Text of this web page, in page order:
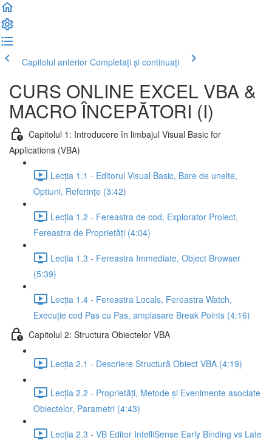
Capitolul anterior Completați și continuați
CURS ONLINE EXCEL VBA &
MACRO ÎNCEPĂTORI (I)
Capitolul 1: Introducere în limbajul Visual Basic for
Applications (VBA)
Lecția 1.1 - Editorul Visual Basic, Bare de unelte,
Optiuni, Referințe (3:42)
Lecția 1.2 - Fereastra de cod, Explorator Proiect,
Fereastra de Proprietăți (4:04)
Lecția 1.3 - Fereastra Immediate, Object Browser
(5:39)
Lecția 1.4 - Fereastra Locals, Fereastra Watch,
Execuție cod Pas cu Pas, amplasare Break Points (4:16)
Capitolul 2: Structura Obiectelor VBA
Lecția 2.1 - Descriere Structură Obiect VBA (4:19)
Lecția 2.2 - Proprietăți, Metode și Evenimente asociate
Obiectelor, Parametri (4:43)
Lecția 2.3 - VB Editor IntelliSense Early Binding vs Late